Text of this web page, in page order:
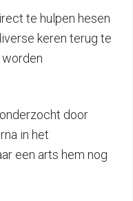
te hulpen hesen
keren terug te
worden
door
in het
een arts hem nog